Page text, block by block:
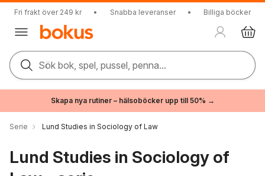
Fri frakt över 249 kr • Snabba leveranser • Billiga böcker
Sök bok, spel, pussel, penna...
Skapa nya rutiner – hälsoböcker upp till 50% →
Serie Lund Studies in Sociology of Law
Lund Studies in Sociology of